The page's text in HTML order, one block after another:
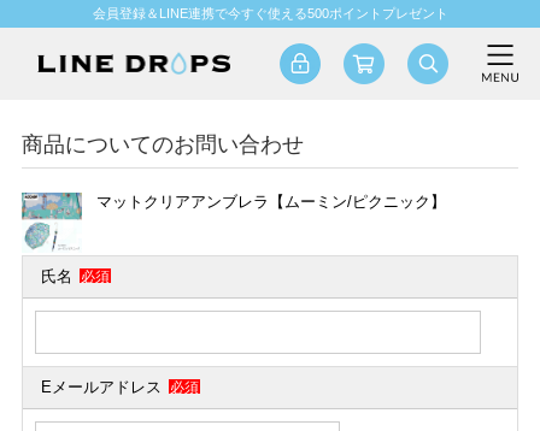
会員登録＆LINE連携で今すぐ使える500ポイントプレゼント
商品についてのお問い合わせ
マットクリアアンブレラ【ムーミン/ピクニック】
氏名 必須
Eメールアドレス 必須